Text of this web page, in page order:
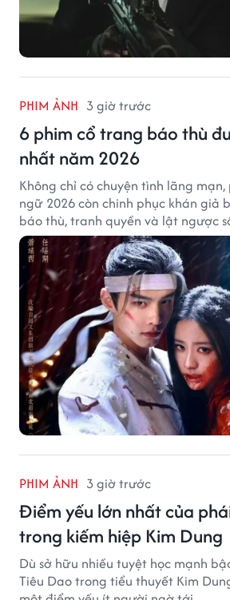
PHIM ẢNH 3 giờ trước
6 phim cổ trang báo thù
nhất năm 2026
Không chỉ có chuyện tình lãng
ngữ 2026 còn chinh phục khán giả
báo thù, tranh quyền và lật ngược
PHIM ẢNH 3 giờ trước
Điểm yếu lớn nhất của
trong kiếm hiệp Kim Dung
Dù sở hữu nhiều tuyệt học mạnh
Tiêu Dao trong tiểu thuyết Kim